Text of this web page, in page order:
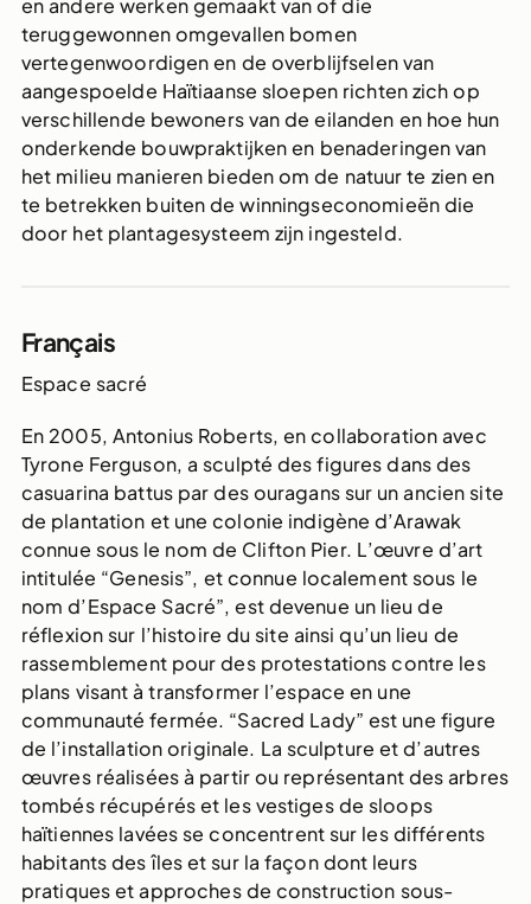
en andere werken gemaakt van of die
teruggewonnen omgevallen bomen
vertegenwoordigen en de overblijfselen van
aangespoelde Haïtiaanse sloepen richten zich op
verschillende bewoners van de eilanden en hoe hun
onderkende bouwpraktijken en benaderingen van
het milieu manieren bieden om de natuur te zien en
te betrekken buiten de winningseconomieën die
door het plantagesysteem zijn ingesteld.
Français
Espace sacré
En 2005, Antonius Roberts, en collaboration avec
Tyrone Ferguson, a sculpté des figures dans des
casuarina battus par des ouragans sur un ancien site
de plantation et une colonie indigène d’Arawak
connue sous le nom de Clifton Pier. L’œuvre d’art
intitulée “Genesis”, et connue localement sous le
nom d’Espace Sacré”, est devenue un lieu de
réflexion sur l’histoire du site ainsi qu’un lieu de
rassemblement pour des protestations contre les
plans visant à transformer l’espace en une
communauté fermée. “Sacred Lady” est une figure
de l’installation originale. La sculpture et d’autres
œuvres réalisées à partir ou représentant des arbres
tombés récupérés et les vestiges de sloops
haïtiennes lavées se concentrent sur les différents
habitants des îles et sur la façon dont leurs
pratiques et approches de construction sous-